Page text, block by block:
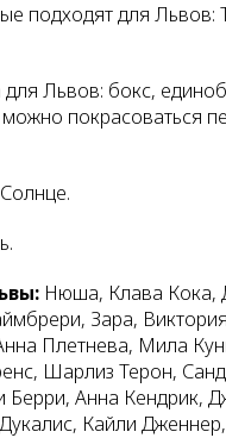
подходят для Львов:
для Львов: бокс,
покрасоваться
Солнце.
Нюша, Клава Кока,
Зара,
Плетнева, Мила
Шарлиз Терон,
Берри, Анна Кендрик,
Кайли